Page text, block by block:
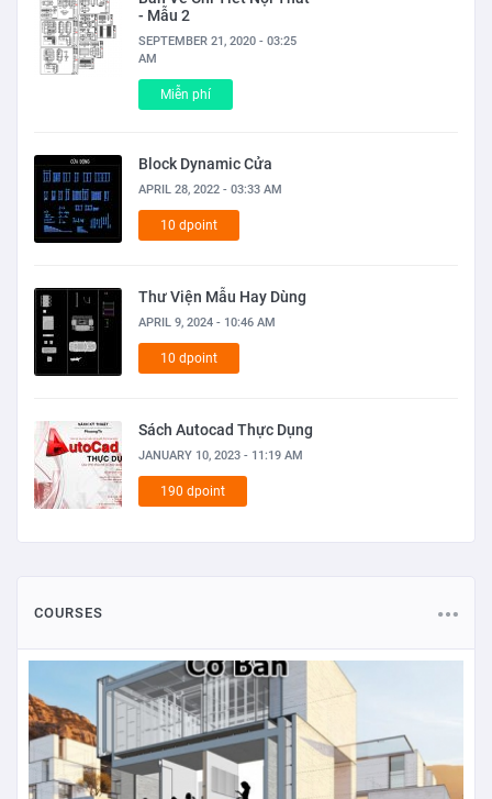
- Mẫu 2
SEPTEMBER 21, 2020 - 03:25
AM
Miễn phí
Block Dynamic Cửa
APRIL 28, 2022 - 03:33 AM
10 dpoint
Thư Viện Mẫu Hay Dùng
APRIL 9, 2024 - 10:46 AM
10 dpoint
Sách Autocad Thực Dụng
JANUARY 10, 2023 - 11:19 AM
190 dpoint
COURSES